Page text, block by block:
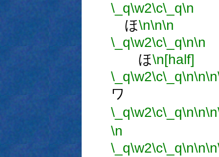
\_q\w2\c\_q\n
ほ\n\n\n
\_q\w2\c\_q\n\n
ほ\n[half]
\_q\w2\c\_q\n\n\n
ワ
\_q\w2\c\_q\n\n\n
\n
\_q\w2\c\_q\n\n\n